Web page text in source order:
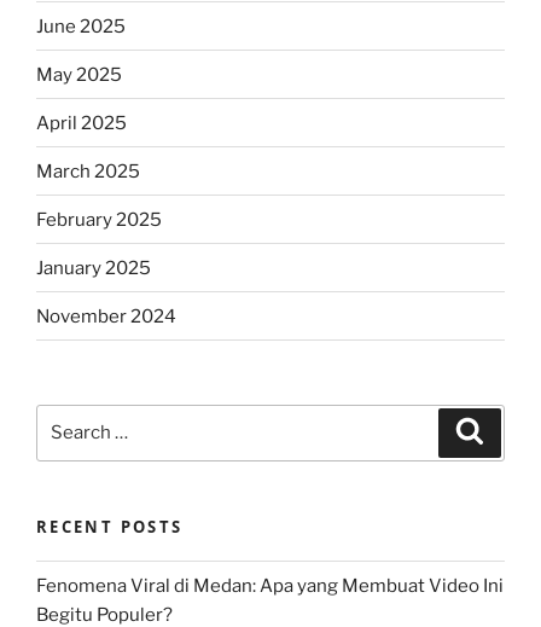
June 2025
May 2025
April 2025
March 2025
February 2025
January 2025
November 2024
RECENT POSTS
Fenomena Viral di Medan: Apa yang Membuat Video Ini
Begitu Populer?